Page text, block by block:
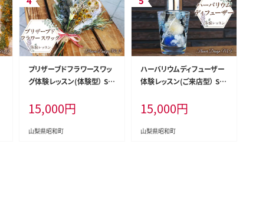
プリザーブドフラワースワッ
グ体験レッスン(体験型） SW
15,000円
山梨県昭和町
ハーバリウムディフューザー
体験レッスン(ご来店型） SW
15,000円
山梨県昭和町